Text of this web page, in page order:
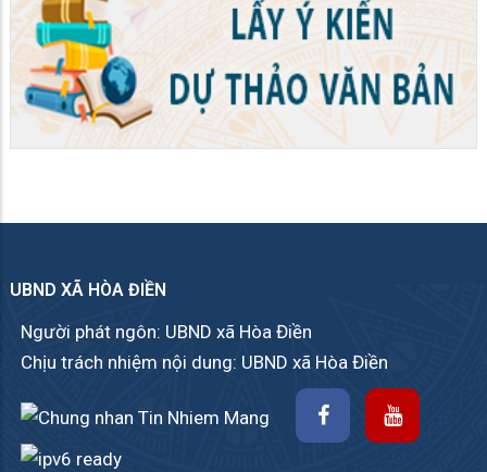
UBND XÃ HÒA ĐIỀN
Người phát ngôn: UBND xã Hòa Điền
Chịu trách nhiệm nội dung: UBND xã Hòa Điền